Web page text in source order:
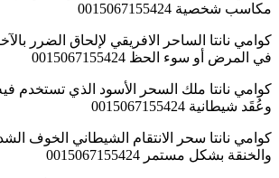
مكاسب شخصية 0015067155424
كوامي نانتا الساحر الافريقي لإلحاق الضرر
في المرض أو سوء الحظ 0015067155424
كوامي نانتا ملك السحر الأسود الذي تستخدم
وعُقَد شيطانية 0015067155424
كوامي نانتا سحر الانتقام الشيطاني الخوف
والخنقة بشكل مستمر 0015067155424